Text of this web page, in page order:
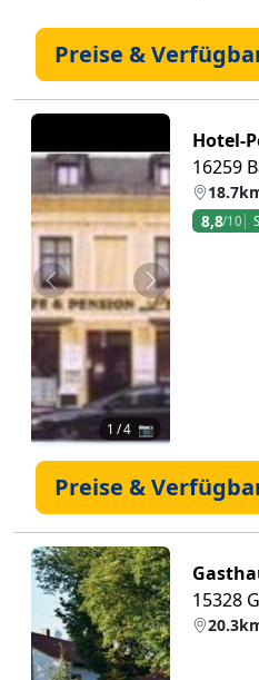
Preise &
Zurück Weiter
1 / 4 📷
Hotel-
16259
8,8/10
Preise &
15328